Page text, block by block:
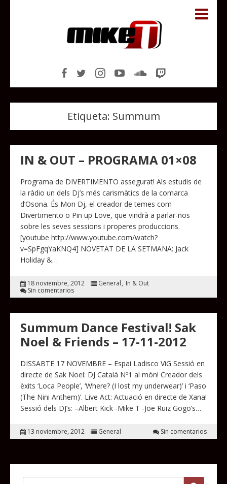
Etiqueta: Summum
IN & OUT – PROGRAMA 01×08
Programa de DIVERTIMENTO assegurat! Als estudis de
la ràdio un dels Dj’s més carismàtics de la comarca
d’Osona. És Mon Dj, el creador de temes com
Divertimento o Pin up Love, que vindrà a parlar-nos
sobre les seves sessions i properes produccions.
[youtube http://www.youtube.com/watch?
v=SpFgqYaKNQ4] NOVETAT DE LA SETMANA: Jack
Holiday &…
18 noviembre, 2012 General
In & Out
Sin comentarios
Summum Dance Festival! Sak
Noel & Friends – 17-11-2012
DISSABTE 17 NOVEMBRE – Espai Ladisco ViG Sessió en
directe de Sak Noel: DJ Català Nº1 al món! Creador dels
èxits ‘Loca People’, ‘Where? (I lost my underwear)’ i ‘Paso
(The Nini Anthem)’. Live Act: Actuació en directe de Xana!
Sessió dels DJ’s: –Albert Kick -Mike T -Joe Ruiz Gogo’s…
13 noviembre, 2012 General Sin comentarios